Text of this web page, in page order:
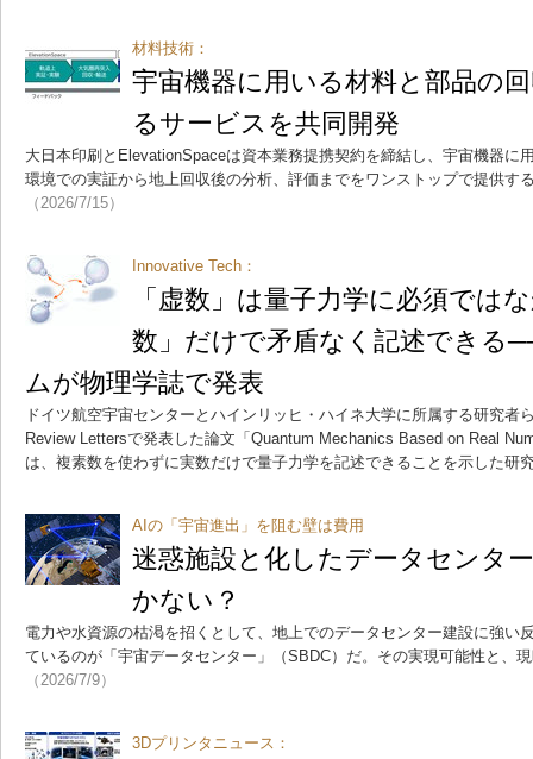
材料技術：
宇宙機器に用いる材料と部品の
るサービスを共同開発
大日本印刷とElevationSpaceは資本業務提携契約を締結し、宇宙機器に
環境での実証から地上回収後の分析、評価までをワンストップで提供す
（2026/7/15）
Innovative Tech：
「虚数」は量子力学に必須では
数」だけで矛盾なく記述できる
ムが物理学誌で発表
ドイツ航空宇宙センターとハインリッヒ・ハイネ大学に所属する研究者
Review Lettersで発表した論文「Quantum Mechanics Based on Real
は、複素数を使わずに実数だけで量子力学を記述できることを示した研
AIの「宇宙進出」を阻む壁は費用
迷惑施設と化したデータセンタ
かない？
電力や水資源の枯渇を招くとして、地上でのデータセンター建設に強い
ているのが「宇宙データセンター」（SBDC）だ。その実現可能性と、
（2026/7/9）
3Dプリンタニュース：